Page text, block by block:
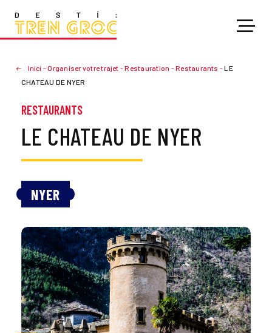
Inici -Organiser votre trajet -Restauration -Restaurants -LE
CHATEAU DE NYER
RESTAURANTS
LE CHATEAU DE NYER
NYER